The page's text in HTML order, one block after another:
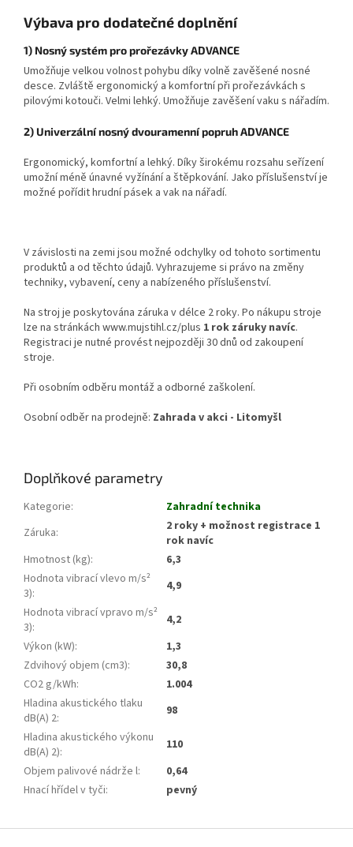
Výbava pro dodatečné doplnění
1) Nosný systém pro prořezávky ADVANCE
Umožňuje velkou volnost pohybu díky volně zavěšené nosné
desce. Zvláště ergonomický a komfortní při prořezávkách s
pilovými kotouči. Velmi lehký. Umožňuje zavěšení vaku s nářadím.
2) Univerzální nosný dvouramenní popruh ADVANCE
Ergonomický, komfortní a lehký. Díky širokému rozsahu seřízení
umožní méně únavné vyžínání a štěpkování. Jako příslušenství je
možné pořídit hrudní pásek a vak na nářadí.
V závislosti na zemi jsou možné odchylky od tohoto sortimentu
produktů a od těchto údajů. Vyhrazujeme si právo na změny
techniky, vybavení, ceny a nabízeného příslušenství.
Na stroj je poskytována záruka v délce 2 roky. Po nákupu stroje
lze na stránkách www.mujstihl.cz/plus 1 rok záruky navíc.
Registraci je nutné provést nejpozději 30 dnů od zakoupení
stroje.
Při osobním odběru montáž a odborné zaškolení.
Osobní odběr na prodejně: Zahrada v akci - Litomyšl
Doplňkové parametry
Kategorie:
Zahradní technika
Záruka:
2 roky + možnost registrace 1
rok navíc
Hmotnost (kg):
6,3
Hodnota vibrací vlevo m/s²
3):
4,9
Hodnota vibrací vpravo m/s²
3):
4,2
Výkon (kW):
1,3
Zdvihový objem (cm3):
30,8
CO2 g/kWh:
1.004
Hladina akustického tlaku
dB(A) 2:
98
Hladina akustického výkonu
dB(A) 2):
110
Objem palivové nádrže l:
0,64
Hnací hřídel v tyči: pevný